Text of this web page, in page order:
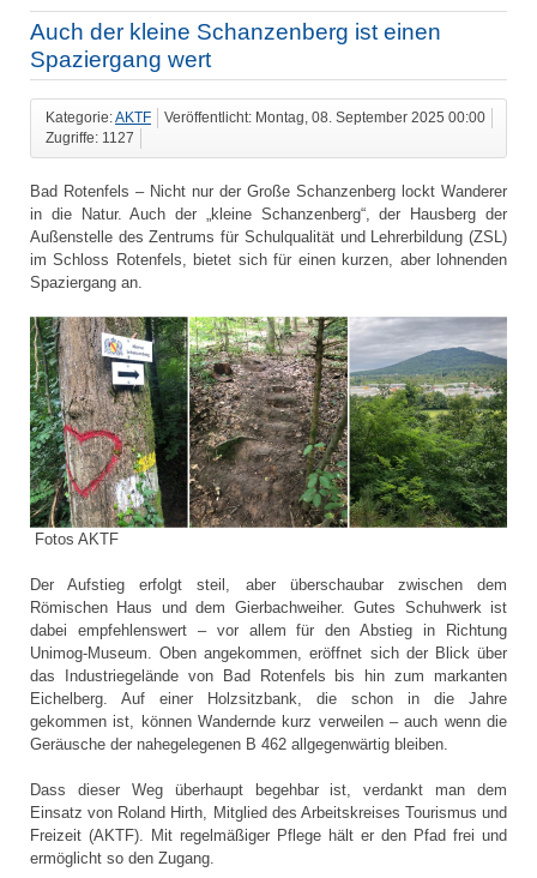
Auch der kleine Schanzenberg ist einen
Spaziergang wert
Kategorie:AKTF
Veröffentlicht: Montag, 08. September 2025 00:00
Zugriffe: 1127
Bad Rotenfels – Nicht nur der Große Schanzenberg lockt Wanderer
in die Natur. Auch der „kleine Schanzenberg“, der Hausberg der
Außenstelle des Zentrums für Schulqualität und Lehrerbildung (ZSL)
im Schloss Rotenfels, bietet sich für einen kurzen, aber lohnenden
Spaziergang an.
Fotos AKTF
Der Aufstieg erfolgt steil, aber überschaubar zwischen dem
Römischen Haus und dem Gierbachweiher. Gutes Schuhwerk ist
dabei empfehlenswert – vor allem für den Abstieg in Richtung
Unimog-Museum. Oben angekommen, eröffnet sich der Blick über
das Industriegelände von Bad Rotenfels bis hin zum markanten
Eichelberg. Auf einer Holzsitzbank, die schon in die Jahre
gekommen ist, können Wandernde kurz verweilen – auch wenn die
Geräusche der nahegelegenen B 462 allgegenwärtig bleiben.
Dass dieser Weg überhaupt begehbar ist, verdankt man dem
Einsatz von Roland Hirth, Mitglied des Arbeitskreises Tourismus und
Freizeit (AKTF). Mit regelmäßiger Pflege hält er den Pfad frei und
ermöglicht so den Zugang.